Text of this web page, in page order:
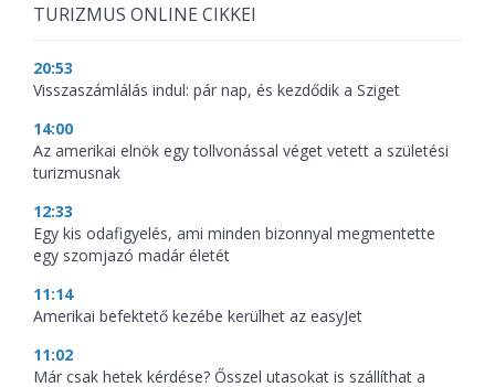
TURIZMUS ONLINE CIKKEI
20:53
Visszaszámlálás indul: pár nap, és kezdődik a Sziget
14:00
Az amerikai elnök egy tollvonással véget vetett a születési
turizmusnak
12:33
Egy kis odafigyelés, ami minden bizonnyal megmentette
egy szomjazó madár életét
11:14
Amerikai befektető kezébe kerülhet az easyJet
11:02
Már csak hetek kérdése? Ősszel utasokat is szállíthat a